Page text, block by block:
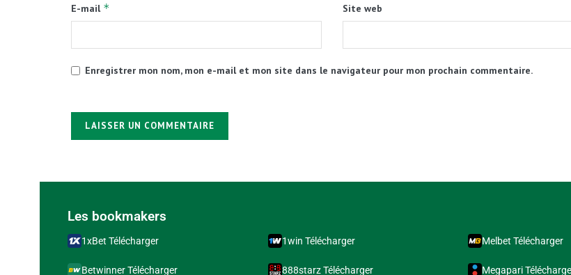
E-mail * Site web
Enregistrer mon nom, mon e-mail et mon site dans le navigateur pour mon prochain commentaire.
Les bookmakers
1xBet Télécharger
Betwinner Télécharger
1win Télécharger
888starz Télécharger
Melbet Télécharger
Megapari